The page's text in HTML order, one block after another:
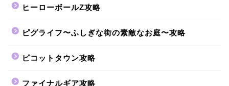
ヒーローボールZ攻略
ピグライフ〜ふしぎな街の素敵なお庭〜攻略
ピコットタウン攻略
ファイナルギア攻略